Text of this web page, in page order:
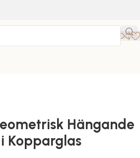
Hängande
Kopparglas